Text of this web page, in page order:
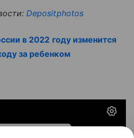
Depositphotos
в 2022 году изменится
за ребенком